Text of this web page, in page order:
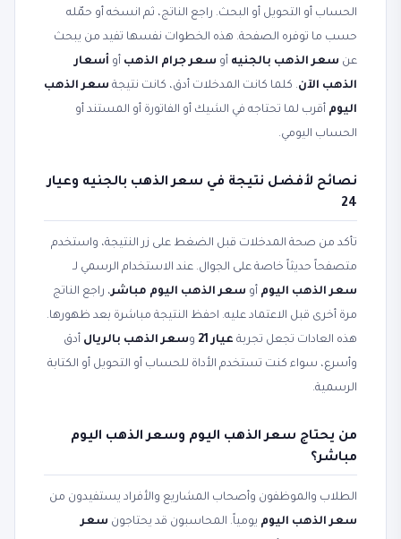
الحساب أو التحويل أو البحث. راجع الناتج، ثم انسخه أو حمّله
حسب ما توفره الصفحة. هذه الخطوات نفسها تفيد من يبحث
عن سعر الذهب بالجنيه أو سعر جرام الذهب أو أسعار
الذهب الآن. كلما كانت المدخلات أدق، كانت نتيجة سعر الذهب
اليوم أقرب لما تحتاجه في الشيك أو الفاتورة أو المستند أو
الحساب اليومي.
نصائح لأفضل نتيجة في سعر الذهب بالجنيه وعيار
24
تأكد من صحة المدخلات قبل الضغط على زر النتيجة، واستخدم
متصفحاً حديثاً خاصة على الجوال. عند الاستخدام الرسمي لـ
سعر الذهب اليوم أو سعر الذهب اليوم مباشر، راجع الناتج
مرة أخرى قبل الاعتماد عليه. احفظ النتيجة مباشرة بعد ظهورها.
هذه العادات تجعل تجربة عيار 21 وسعر الذهب بالريال أدق
وأسرع، سواء كنت تستخدم الأداة للحساب أو التحويل أو الكتابة
الرسمية.
من يحتاج سعر الذهب اليوم وسعر الذهب اليوم
مباشر؟
الطلاب والموظفون وأصحاب المشاريع والأفراد يستفيدون من
سعر الذهب اليوم يومياً. المحاسبون قد يحتاجون سعر